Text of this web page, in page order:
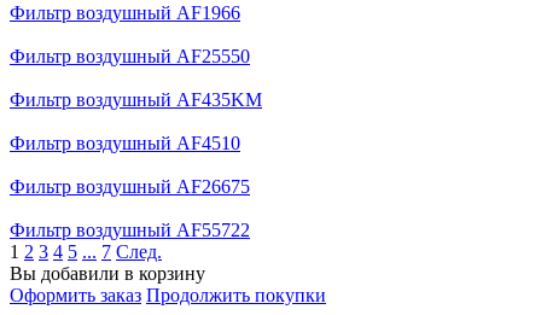
Фильтр воздушный AF1966
Фильтр воздушный AF25550
Фильтр воздушный AF435KM
Фильтр воздушный AF4510
Фильтр воздушный AF26675
Фильтр воздушный AF55722
1 2 3 4 5 ... 7 След.
Вы добавили в корзину
Оформить заказ Продолжить покупки